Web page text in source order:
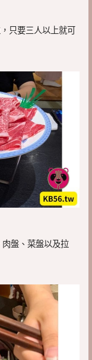
只要三人以上就可
盤、菜盤以及拉